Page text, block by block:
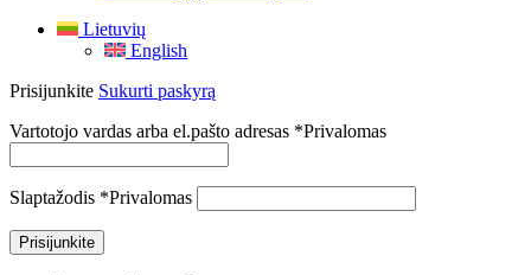
Lietuvių
English
Prisijunkite Sukurti paskyrą
Vartotojo vardas arba el.pašto adresas *Privalomas
Slaptažodis *Privalomas
Prisijunkite